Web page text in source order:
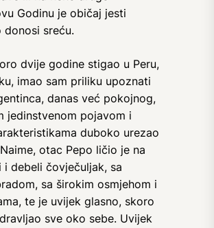
Godinu je običaj jesti
sreću.
dvije godine stigao u Peru,
imao sam priliku upoznati
danas već pokojnog,
jedinstvenom pojavom i
duboko urezao
otac Pepo ličio je na
i debeli čovječuljak, sa
sa širokim osmjehom i
te je uvijek glasno, skoro
sve oko sebe. Uvijek